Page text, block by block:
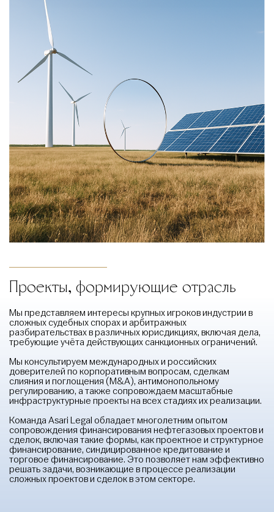
Проекты, формирующие отрасль
Мы представляем интересы крупных игроков индустрии в
сложных судебных спорах и арбитражных
разбирательствах в различных юрисдикциях, включая дела,
требующие учёта действующих санкционных ограничений.
Мы консультируем международных и российских
доверителей по корпоративным вопросам, сделкам
слияния и поглощения (M&A), антимонопольному
регулированию, а также сопровождаем масштабные
инфраструктурные проекты на всех стадиях их реализации.
Команда Asari Legal обладает многолетним опытом
сопровождения финансирования нефтегазовых проектов и
сделок, включая такие формы, как проектное и структурное
финансирование, синдицированное кредитование и
торговое финансирование. Это позволяет нам эффективно
решать задачи, возникающие в процессе реализации
сложных проектов и сделок в этом секторе.